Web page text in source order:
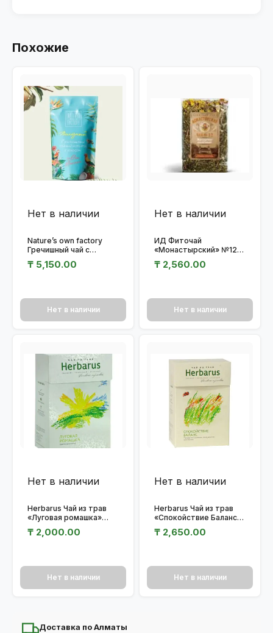
Похожие
Нет в наличии
Nature’s own factory
Гречишный чай с
₸ 5,150.00
Нет в наличии
Нет в наличии
ИД Фиточай
«Монастырский» №12
100гр.
₸ 2,560.00
Нет в наличии
Нет в наличии
Herbarus Чай из трав
«Луговая ромашка»
₸ 2,000.00
Нет в наличии
Нет в наличии
Herbarus Чай из трав
«Спокойствие Баланс»
₸ 2,650.00
Нет в наличии
Доставка по Алматы